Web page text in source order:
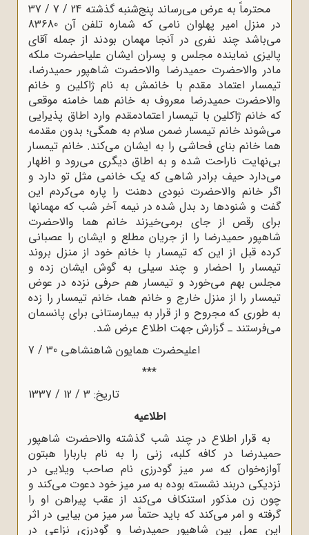
محترماً به عرض می‌رساند پنج‌شنبه گذشته 24 / 7 / 37
در منزل امیر پهلوان نامی که شماره تلفن آن 83680
می‌باشد چند نفری در آنجا مهمان بودند از جمله آقای
پالیزی نماینده مجلس و پسران ایشان علیاحضرت ملکه
مادر والاحضرت حمیدرضا والاحضرت شاهپور حمیدرضا،
تیمسار اعتماد مقدم با خانمش به نام ژاکلین و خانم
والاحضرت حمیدرضا معروف به خانم هما خامنه موقعی
که خانم ژاکلین با تیمسار اعتمادمقدم وارد اطاق پذیرایی
می‌شوند خانم تیمسار ضمن سلام به همگی؛ بدون مقدمه
هما خانم بنای فحاشی را به ایشان می‌کند. خانم تیمسار
بی‌نهایت ناراحت شده و به اطاق دیگری می‌رود و اظهار
می‌‌دارد حیف برادر شاهی که یک خانمی مثل تو دارد و
اگر خانم والاحضرت نبودی دهنت را پاره می‌کردم این
گفت و شنودها رد بدل شده در نیمه آخر شب که مهمانها
برای رقص از جای برمی‌خیزند خانم هما والاحضرت
شاهپور حمیدرضا را از جریان مطلع و ایشان را عصبانی
کرده قبل از این که تیمسار با خانم خود از منزل بروند
تیمسار را احضار و چند سیلی به گوش ایشان زده و
مجلس بهم می‌خورد و تیمسار هم حرفی نزده در عوض
تیمسار را از منزل خارج و خانم هما، خانم تیمسار را زده
به طوری که مجروح و از قرار به بیمارستانی برای پانسمان
می‌فرستند ـ گزارش جهت اطلاع عرض شد.
اعلیحضرت همایون شاهنشاهی 30 / 7
***
تاریخ: 3 / 12 / 1337
اطلاعیه
به قرار اطلاع در چند شب گذشته والاحضرت شاهپور
حمیدرضا در کافه کلبه‌، زنی را به نام باربارا هبتون
آوازه‌خوان که سر میز گودرزی نام صاحب ویلایی در
نزدیکی دربند نشسته بوده به سر میز خود دعوت می‌کند و
چون زن مذکور استنکاف می‌کند از عقب پیراهن او را
گرفته و امر می‌کند که باید حتماً سر میز من بیایی در اثر
این عمل بین شاهپور حمیدرضا و گودرزی نزاعی در